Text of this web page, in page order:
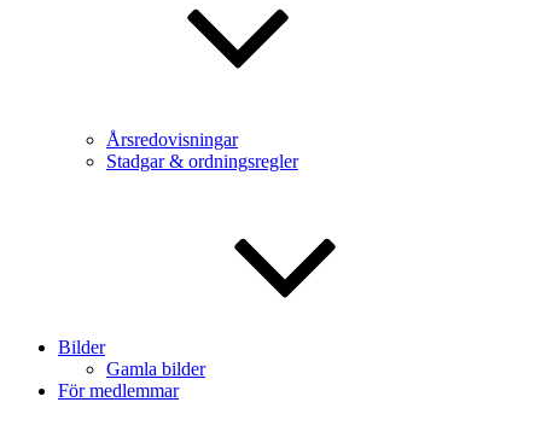
Årsredovisningar
Stadgar & ordningsregler
Bilder
Gamla bilder
För medlemmar